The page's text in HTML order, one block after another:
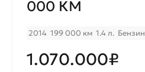
000 КМ
2014 199 000 км 1.4 л. Бензин
1.070.000₽